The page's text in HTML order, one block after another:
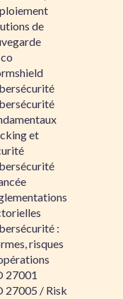
de
et
:
risques
27001
27005 / Risk